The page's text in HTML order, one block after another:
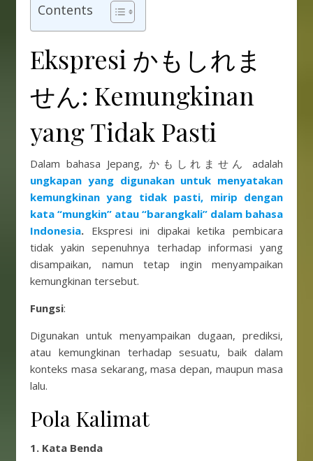
Contents
Ekspresi かもしれま
せん: Kemungkinan
yang Tidak Pasti
Dalam bahasa Jepang, かもしれません adalah
ungkapan yang digunakan untuk menyatakan
kemungkinan yang tidak pasti, mirip dengan
kata “mungkin” atau “barangkali” dalam bahasa
Indonesia. Ekspresi ini dipakai ketika pembicara
tidak yakin sepenuhnya terhadap informasi yang
disampaikan, namun tetap ingin menyampaikan
kemungkinan tersebut.
Fungsi:
Digunakan untuk menyampaikan dugaan, prediksi,
atau kemungkinan terhadap sesuatu, baik dalam
konteks masa sekarang, masa depan, maupun masa
lalu.
Pola Kalimat
1. Kata Benda